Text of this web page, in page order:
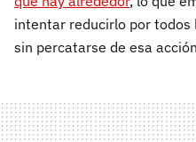
intentar reducirlo por todos
sin percatarse de esa